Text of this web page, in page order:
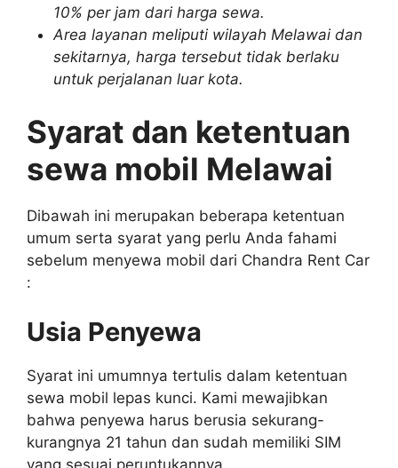
10% per jam dari harga sewa.
Area layanan meliputi wilayah Melawai dan
sekitarnya, harga tersebut tidak berlaku
untuk perjalanan luar kota.
Syarat dan ketentuan
sewa mobil Melawai
Dibawah ini merupakan beberapa ketentuan
umum serta syarat yang perlu Anda fahami
sebelum menyewa mobil dari Chandra Rent Car
:
Usia Penyewa
Syarat ini umumnya tertulis dalam ketentuan
sewa mobil lepas kunci. Kami mewajibkan
bahwa penyewa harus berusia sekurang-
kurangnya 21 tahun dan sudah memiliki SIM
yang sesuai peruntukannya.